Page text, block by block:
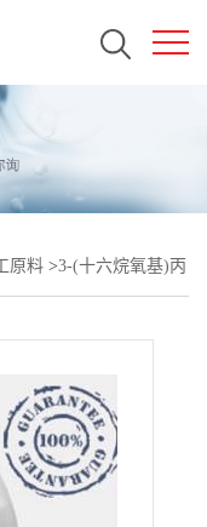
原料 >3-(十六烷氧基)丙